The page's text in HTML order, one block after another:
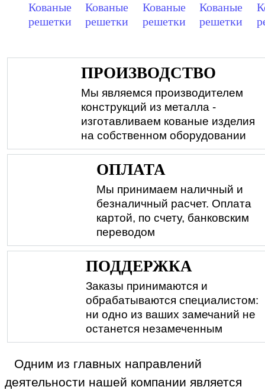
Кованые
решетки
Кованые
решетки
Кованые
решетки
Кованые
решетки
ПРОИЗВОДСТВО
Мы являемся производителем
конструкций из металла -
изготавливаем кованые изделия
на собственном оборудовании
ОПЛАТА
Мы принимаем наличный и
безналичный расчет. Оплата
картой, по счету, банковским
переводом
ПОДДЕРЖКА
Заказы принимаются и
обрабатываются специалистом:
ни одно из ваших замечаний не
останется незамеченным
Одним из главных направлений
деятельности нашей компании является